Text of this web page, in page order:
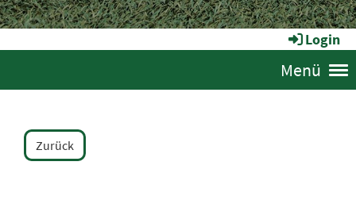
Login
Menü
Zurück